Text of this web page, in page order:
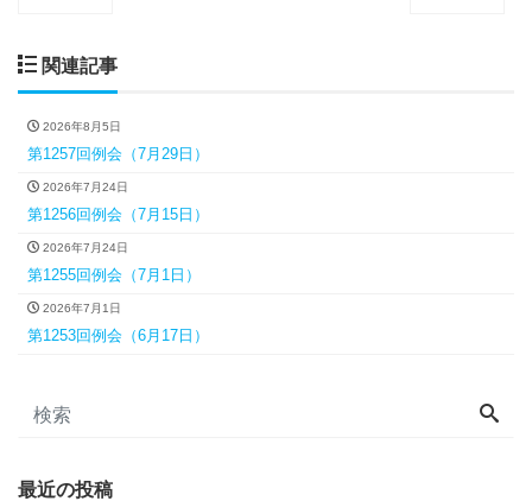
関連記事
2026年8月5日
第1257回例会（7月29日）
2026年7月24日
第1256回例会（7月15日）
2026年7月24日
第1255回例会（7月1日）
2026年7月1日
第1253回例会（6月17日）
最近の投稿